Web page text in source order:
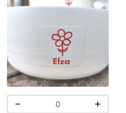
VersaCraft
Tintapárna -
Csokibarna
+1.380 Ft
VersaCraft
Tintapárna -
Erdőzöld
+790 Ft